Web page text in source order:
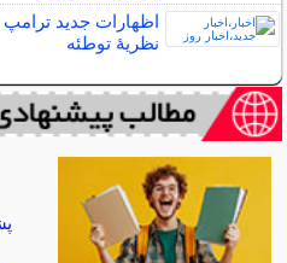
اظهارات جدید
نظریهٔ توطئه